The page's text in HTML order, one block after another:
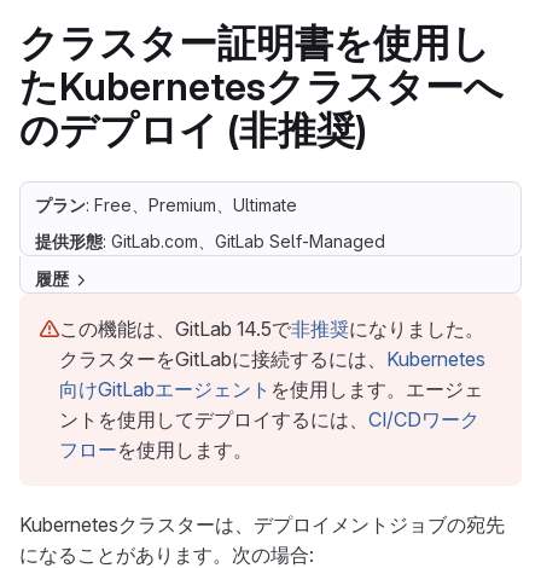
クラスター証明書を使用し
たKubernetesクラスターへ
のデプロイ (非推奨)
プラン: Free、Premium、Ultimate
提供形態: GitLab.com、GitLab Self-Managed
履歴
この機能は、GitLab 14.5で非推奨になりました。
クラスターをGitLabに接続するには、 Kubernetes
向けGitLabエージェント を使用します。エージェ
ントを使用してデプロイするには、 CI/CDワーク
フローを使用します。
Kubernetesクラスターは、デプロイメントジョブの宛先
になることがあります。次の場合: